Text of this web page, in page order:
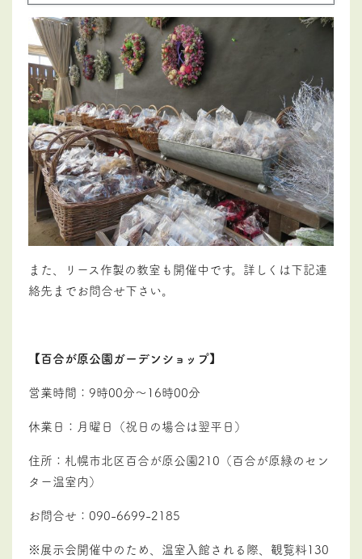
また、リース作製の教室も開催中です。詳しくは下記連
絡先までお問合せ下さい。
【百合が原公園ガーデンショップ】
営業時間：9時00分～16時00分
休業日：月曜日（祝日の場合は翌平日）
住所：札幌市北区百合が原公園210（百合が原緑のセン
ター温室内）
お問合せ：090-6699-2185
※展示会開催中のため、温室入館される際、観覧料130